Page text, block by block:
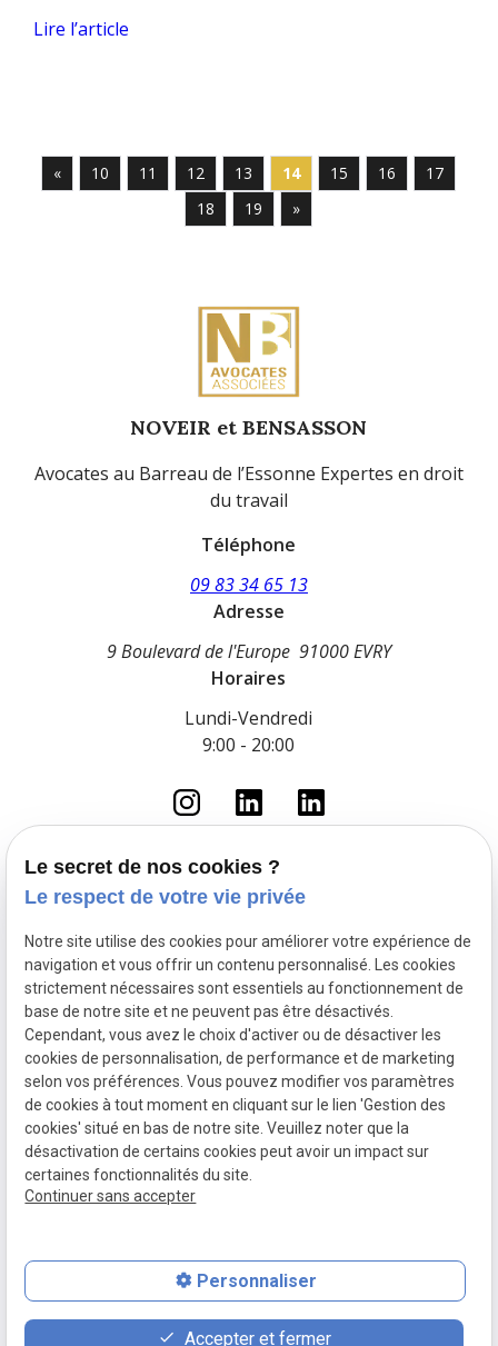
Lire l’article
« 10 11 12 13 14 15 16
17
18
19 »
NOVEIR et BENSASSON
Avocates au Barreau de l’Essonne Expertes en droit
du travail
Téléphone
09 83 34 65 13
Adresse
9 Boulevard de l'Europe 91000 EVRY
Horaires
Lundi-Vendredi
9:00 - 20:00
Accueil
Le cabinet
Droit du travail
Fonction Publique
Droit pénal routier
Droit pénal
Actualités
Mentions légales
Politique de confidentialité
Plan du site
Gestion des cookies
SIRET :90340579300014
place contact_page phone
Le secret de nos cookies ?
Le respect de votre vie privée
Notre site utilise des cookies pour améliorer votre expérience de
navigation et vous offrir un contenu personnalisé. Les cookies
strictement nécessaires sont essentiels au fonctionnement de
base de notre site et ne peuvent pas être désactivés.
Cependant, vous avez le choix d'activer ou de désactiver les
cookies de personnalisation, de performance et de marketing
selon vos préférences. Vous pouvez modifier vos paramètres
de cookies à tout moment en cliquant sur le lien 'Gestion des
cookies' situé en bas de notre site. Veuillez noter que la
désactivation de certains cookies peut avoir un impact sur
certaines fonctionnalités du site.
Continuer sans accepter
Personnaliser
Accepter et fermer